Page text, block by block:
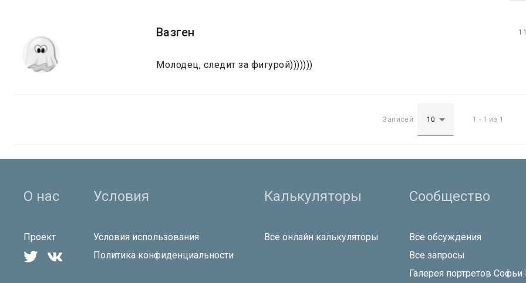
Вазген
Молодец, следит за фигурой)))))))
Записей: 1 - 1 из 1
О нас
Проект
 
Условия
Условия использования
Политика конфиденциальности
Калькуляторы
Все онлайн калькуляторы
Сообщество
Все обсуждения
Все запросы
Галерея портретов